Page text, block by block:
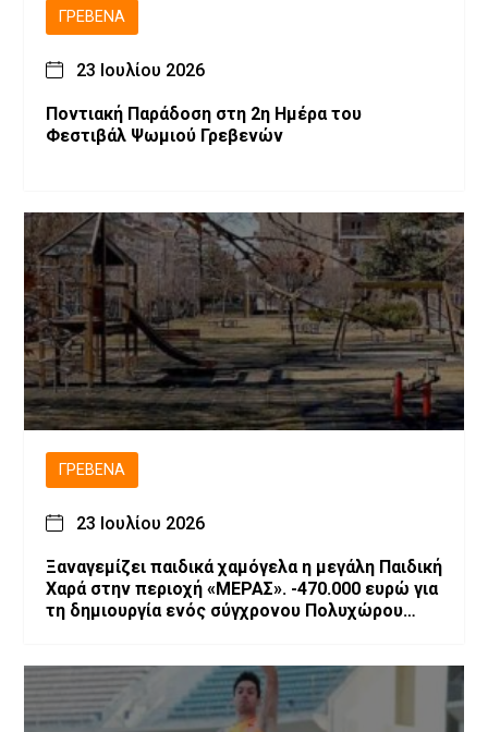
ΓΡΕΒΕΝΆ
23 Ιουλίου 2026
Ποντιακή Παράδοση στη 2η Ημέρα του
Φεστιβάλ Ψωμιού Γρεβενών
ΓΡΕΒΕΝΆ
23 Ιουλίου 2026
Ξαναγεμίζει παιδικά χαμόγελα η μεγάλη Παιδική
Χαρά στην περιοχή «ΜΕΡΑΣ». -470.000 ευρώ για
τη δημιουργία ενός σύγχρονου Πολυχώρου